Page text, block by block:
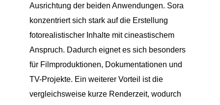
Ausrichtung der beiden Anwendungen. Sora
konzentriert sich stark auf die Erstellung
fotorealistischer Inhalte mit cineastischem
Anspruch. Dadurch eignet es sich besonders
für Filmproduktionen, Dokumentationen und
TV-Projekte. Ein weiterer Vorteil ist die
vergleichsweise kurze Renderzeit, wodurch